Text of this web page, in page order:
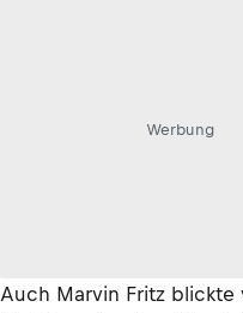
Werbung
Auch Marvin Fritz blickte